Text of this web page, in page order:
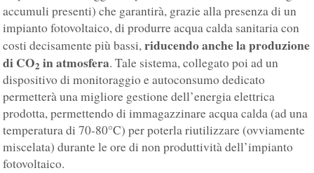
accumuli presenti) che garantirà, grazie alla presenza di un
impianto fotovoltaico, di produrre acqua calda sanitaria con
costi decisamente più bassi,riducendo anche la produzione
di CO2 in atmosfera. Tale sistema, collegato poi ad un
dispositivo di monitoraggio e autoconsumo dedicato
permetterà una migliore gestione dell’energia elettrica
prodotta, permettendo di immagazzinare acqua calda (ad una
temperatura di 70-80°C) per poterla riutilizzare (ovviamente
miscelata) durante le ore di non produttività dell’impianto
fotovoltaico.